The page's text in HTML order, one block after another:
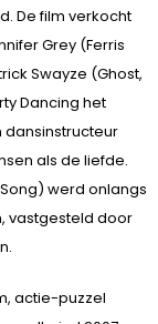
De film verkocht
Grey (Ferris
Swayze (Ghost,
Dancing het
dansinstructeur
als de liefde.
werd onlangs
vastgesteld door
actie-puzzel